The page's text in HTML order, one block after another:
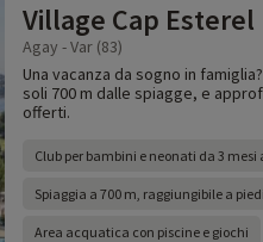
Village Cap Esterel
Agay - Var (83)
Una vacanza da sogno in
soli 700 m dalle spiagge, e
offerti.
Club per bambini e neonati da 3 mesi
Spiaggia a 700 m, raggiungibile a
Area acquatica con piscine e giochi